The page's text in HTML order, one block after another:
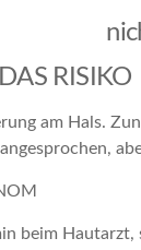
RISIKO
am Hals.
beim